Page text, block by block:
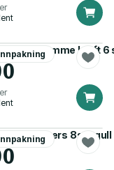
m/ramme kraft 6
stickers 8stk gull